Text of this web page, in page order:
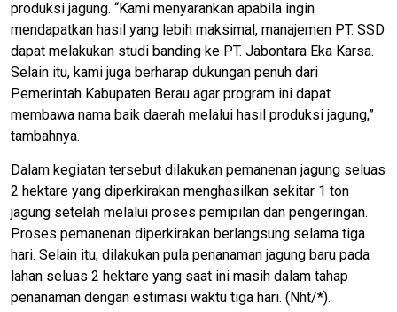
produksi jagung. “Kami menyarankan apabila ingin
mendapatkan hasil yang lebih maksimal, manajemen PT. SSD
dapat melakukan studi banding ke PT. Jabontara Eka Karsa.
Selain itu, kami juga berharap dukungan penuh dari
Pemerintah Kabupaten Berau agar program ini dapat
membawa nama baik daerah melalui hasil produksi jagung,”
tambahnya.
Dalam kegiatan tersebut dilakukan pemanenan jagung seluas
2 hektare yang diperkirakan menghasilkan sekitar 1 ton
jagung setelah melalui proses pemipilan dan pengeringan.
Proses pemanenan diperkirakan berlangsung selama tiga
hari. Selain itu, dilakukan pula penanaman jagung baru pada
lahan seluas 2 hektare yang saat ini masih dalam tahap
penanaman dengan estimasi waktu tiga hari. (Nht/*).